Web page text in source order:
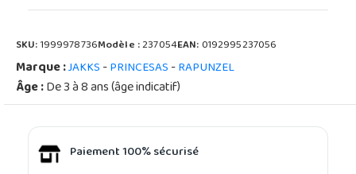
SKU:1999978736Modèle :237054EAN:0192995237056
Marque :JAKKS-PRINCESAS-RAPUNZEL
Âge :De 3 à 8 ans (âge indicatif)
Paiement 100% sécurisé